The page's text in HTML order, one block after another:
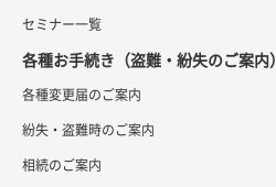
セミナー一覧
各種お手続き（盗難・紛失のご案内）
各種変更届のご案内
紛失・盗難時のご案内
相続のご案内